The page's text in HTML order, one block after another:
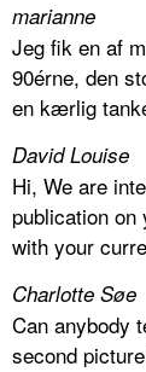
marianne
Jeg fik en af
90érne, den
en kærlig
David Louise
Hi, We are
publication
with your
Charlotte Søe
Can anybody
second